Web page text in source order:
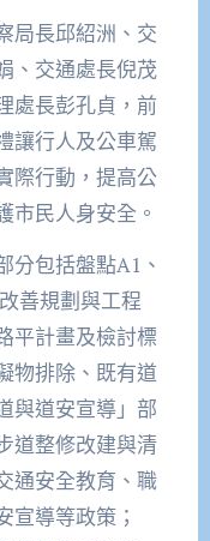
局長邱紹洲、交
、交通處長倪茂
處長彭孔貞，前
讓行人及公車駕
際行動，提高公
市民人身安全。
分包括盤點A1、
善規劃與工程
平計畫及檢討標
物排除、既有道
與道安宣導」部
道整修改建與清
通安全教育、職
宣導等政策；